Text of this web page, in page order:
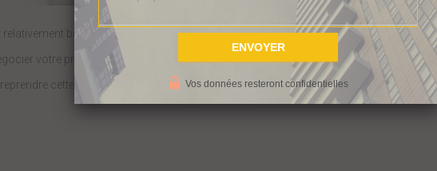
bas en ce moment.
votre prêt immobilier si celui-ci à plus de 3 ans.
cette démarche, il va falloir que vous vérifiez si c’est cette opération est
Vos données resteront confidentielles